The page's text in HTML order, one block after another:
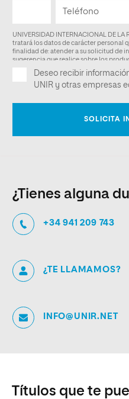
¿Tienes alguna
+34 941 209 743
¿TE LLAMAMOS?
INFO@UNIR.NET
Títulos que te